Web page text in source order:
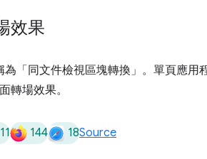
效果
「同文件檢視區塊轉換」 。單頁應用
轉場效果。
144 18Source